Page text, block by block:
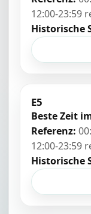
12:00-23:59
Historische
E5
Beste Zeit
Referenz:
12:00-23:59
Historische